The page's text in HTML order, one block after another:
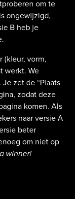
om te
ongewijzigd,
B heb je
(kleur, vorm,
werkt. We
zet de “Plaats
zodat deze
komen. Als
naar versie A
beter
om niet op
winner!